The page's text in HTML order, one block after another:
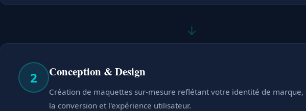
↓
2 Conception & Design
Création de maquettes sur-mesure reflétant votre identité de
la conversion et l'expérience utilisateur.